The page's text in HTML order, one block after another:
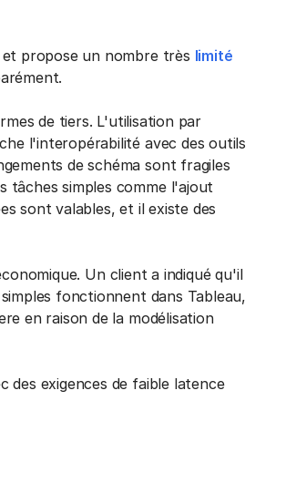
propose un nombre très limité
de tiers. L'utilisation par
l'interopérabilité avec des outils
de schéma sont fragiles
tâches simples comme l'ajout
sont valables, et il existe des
Un client a indiqué qu'il
fonctionnent dans Tableau,
en raison de la modélisation
des exigences de faible latence